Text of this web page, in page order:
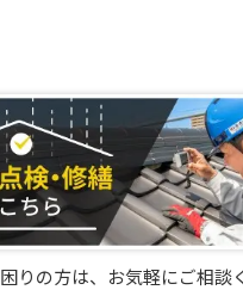
りの方は、お気軽にご相談